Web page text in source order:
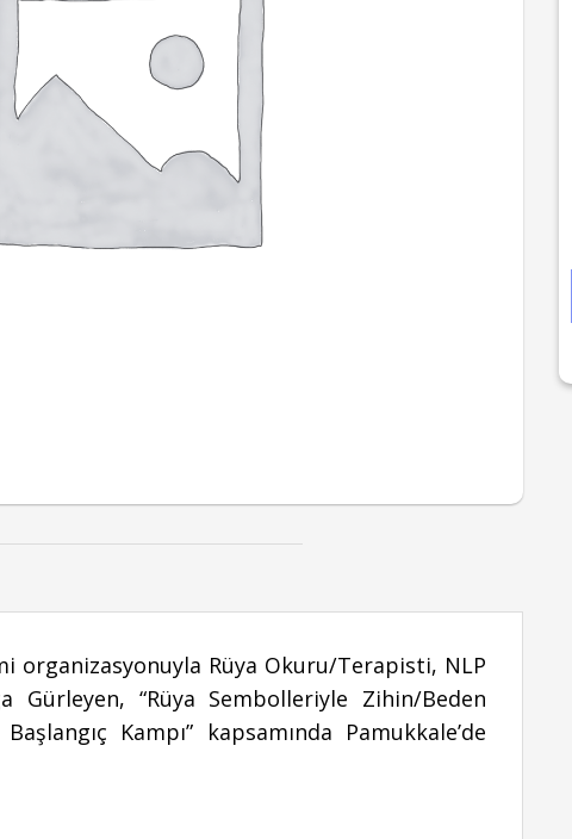
organizasyonuyla Rüya Okuru/Terapisti, NLP
Gürleyen, “Rüya Sembolleriyle Zihin/Beden
Kampı” kapsamında Pamukkale’de